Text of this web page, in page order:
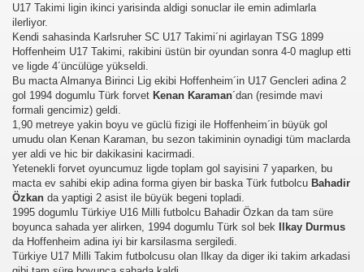
U17 Takimi ligin ikinci yarisinda aldigi sonuclar ile emin adimlarla
ilerliyor.
Kendi sahasinda Karlsruher SC U17 Takimi´ni agirlayan TSG 1899
Hoffenheim U17 Takimi, rakibini üstün bir oyundan sonra 4-0 maglup etti
ve ligde 4´üncülüge yükseldi.
Bu macta Almanya Birinci Lig ekibi Hoffenheim´in U17 Gencleri adina 2
gol 1994 dogumlu Türk forvet Kenan Karaman´dan (resimde mavi
formali gencimiz) geldi.
1,90 metreye yakin boyu ve güclü fizigi ile Hoffenheim´in büyük gol
umudu olan Kenan Karaman, bu sezon takiminin oynadigi tüm maclarda
yer aldi ve hic bir dakikasini kacirmadi.
Yetenekli forvet oyuncumuz ligde toplam gol sayisini 7 yaparken, bu
macta ev sahibi ekip adina forma giyen bir baska Türk futbolcu Bahadir
Özkan da yaptigi 2 asist ile büyük begeni topladi.
1995 dogumlu Türkiye U16 Milli futbolcu Bahadir Özkan da tam süre
boyunca sahada yer alirken, 1994 dogumlu Türk sol bek
Ilkay Durmus
da Hoffenheim adina iyi bir karsilasma sergiledi.
Türkiye U17 Milli Takim futbolcusu olan Ilkay da diger iki takim arkadasi